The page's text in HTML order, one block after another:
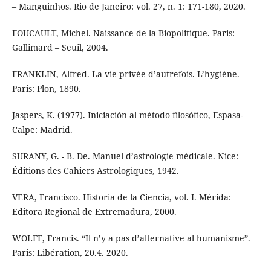
– Manguinhos. Rio de Janeiro: vol. 27, n. 1: 171-180, 2020.
FOUCAULT, Michel. Naissance de la Biopolitique. Paris:
Gallimard – Seuil, 2004.
FRANKLIN, Alfred. La vie privée d’autrefois. L’hygiène.
Paris: Plon, 1890.
Jaspers, K. (1977). Iniciación al método filosófico, Espasa-
Calpe: Madrid.
SURANY, G. - B. De. Manuel d’astrologie médicale. Nice:
Éditions des Cahiers Astrologiques, 1942.
VERA, Francisco. Historia de la Ciencia, vol. I. Mérida:
Editora Regional de Extremadura, 2000.
WOLFF, Francis. “Il n’y a pas d’alternative al humanisme”.
Paris: Libération, 20.4. 2020.